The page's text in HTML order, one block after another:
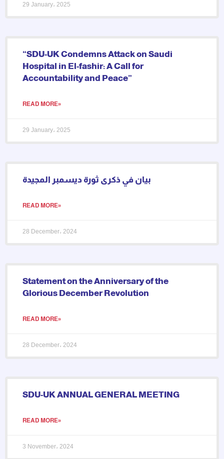
29 January، 2025
“SDU-UK Condemns Attack on Saudi
Hospital in El-fashir: A Call for
Accountability and Peace”
READ MORE»
29 January، 2025
بيان في ذكرى ثورة ديسمبر المجيدة
READ MORE»
28 December، 2024
Statement on the Anniversary of the
Glorious December Revolution
READ MORE»
28 December، 2024
SDU-UK ANNUAL GENERAL MEETING
READ MORE»
3 November، 2024